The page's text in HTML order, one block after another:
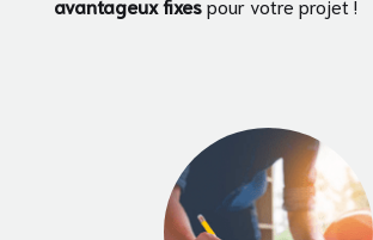
avantageux fixespour votre projet !